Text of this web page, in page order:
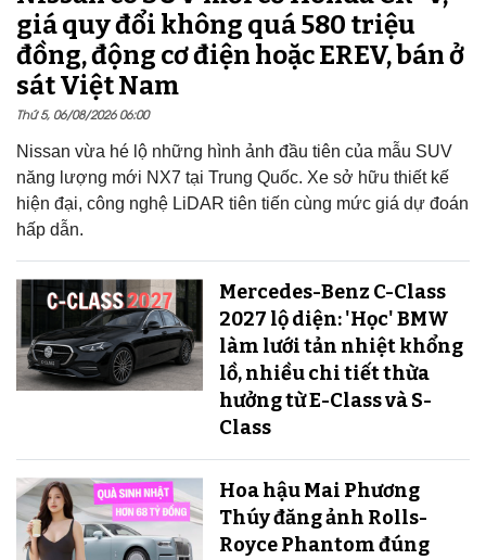
giá quy đổi không quá 580 triệu
đồng, động cơ điện hoặc EREV, bán ở
sát Việt Nam
Thứ 5, 06/08/2026 06:00
Nissan vừa hé lộ những hình ảnh đầu tiên của mẫu SUV
năng lượng mới NX7 tại Trung Quốc. Xe sở hữu thiết kế
hiện đại, công nghệ LiDAR tiên tiến cùng mức giá dự đoán
hấp dẫn.
Mercedes-Benz C-Class
2027 lộ diện: 'Học' BMW
làm lưới tản nhiệt khổng
lồ, nhiều chi tiết thừa
hưởng từ E-Class và S-
Class
Hoa hậu Mai Phương
Thúy đăng ảnh Rolls-
Royce Phantom đúng